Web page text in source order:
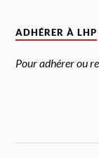
ADHÉRER À LHP
Pour adhérer ou